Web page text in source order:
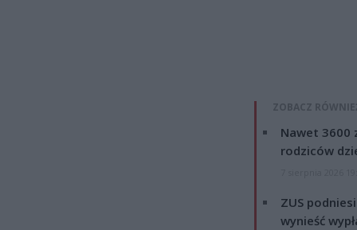
ZOBACZ
Nawet 3600
rodziców
ZUS
wynieść